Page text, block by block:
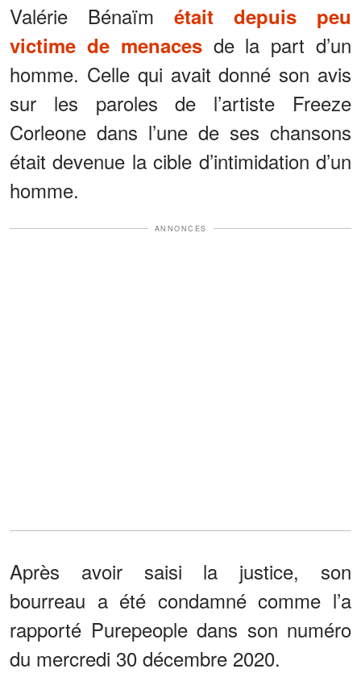
Valérie Bénaïm était depuis peu
victime de menacesde la part d’un
homme. Celle qui avait donné son avis
sur les paroles de l’artiste Freeze
Corleone dans l’une de ses chansons
était devenue la cible d’intimidation d’un
homme.
ANNONCES
Après avoir saisi la justice, son
bourreau a été condamné comme l’a
rapporté Purepeople dans son numéro
du mercredi 30 décembre 2020.